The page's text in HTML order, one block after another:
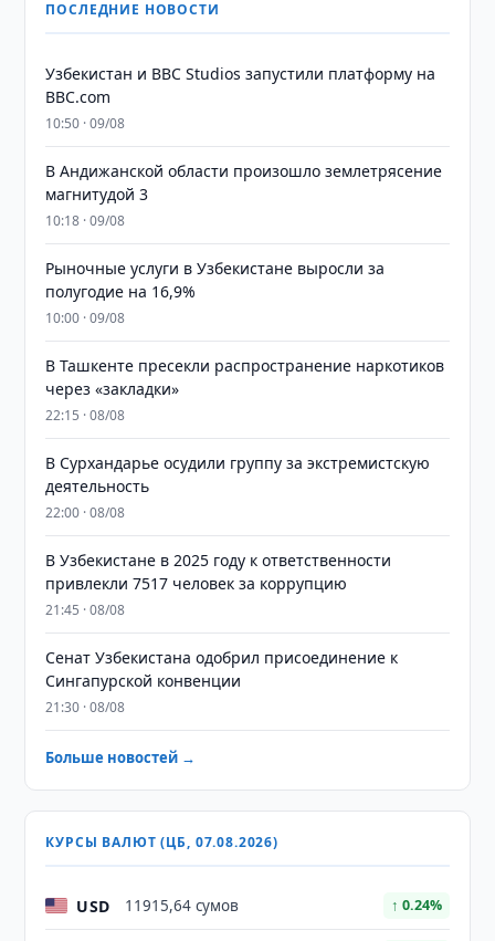
ПОСЛЕДНИЕ НОВОСТИ
Узбекистан и BBC Studios запустили платформу на
BBC.com
10:50 · 09/08
В Андижанской области произошло землетрясение
магнитудой 3
10:18 · 09/08
Рыночные услуги в Узбекистане выросли за
полугодие на 16,9%
10:00 · 09/08
В Ташкенте пресекли распространение наркотиков
через «закладки»
22:15 · 08/08
В Сурхандарье осудили группу за экстремистскую
деятельность
22:00 · 08/08
В Узбекистане в 2025 году к ответственности
привлекли 7517 человек за коррупцию
21:45 · 08/08
Сенат Узбекистана одобрил присоединение к
Сингапурской конвенции
21:30 · 08/08
Больше новостей →
КУРСЫ ВАЛЮТ (ЦБ, 07.08.2026)
USD 11915,64 сумов ↑ 0.24%